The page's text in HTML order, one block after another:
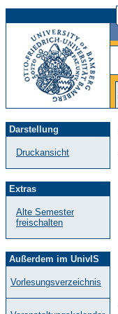
Darstellung
Druckansicht
Extras
Alte Semester
freischalten
Außerdem im UnivIS
Vorlesungsverzeichnis